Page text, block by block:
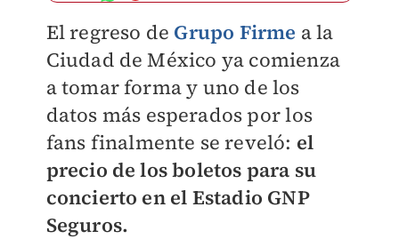
El regreso de Grupo Firme a la
Ciudad de México ya comienza
a tomar forma y uno de los
datos más esperados por los
fans finalmente se reveló: el
precio de los boletos para su
concierto en el Estadio GNP
Seguros.